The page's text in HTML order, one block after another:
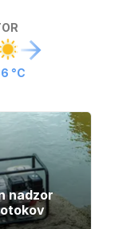
°C
nadzor